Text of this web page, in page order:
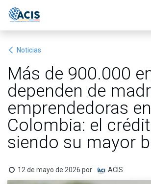
Noticias
Más de 900.000
dependen de
emprendedoras en
Colombia: el
siendo su mayor
12 de mayo de 2026 por ACIS